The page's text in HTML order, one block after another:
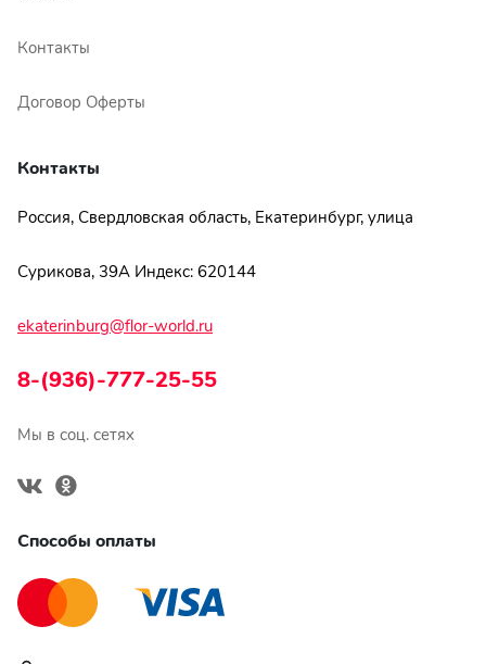
Контакты
Договор Оферты
Контакты
Россия, Свердловская область, Екатеринбург, улица
Сурикова, 39А Индекс: 620144
ekaterinburg@flor-world.ru
8-(936)-777-25-55
Мы в соц. сетях
Способы оплаты